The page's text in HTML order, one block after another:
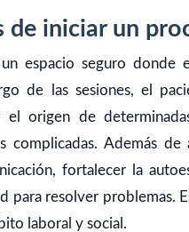
de iniciar un
espacio seguro donde
de las sesiones, el
el origen de
complicadas. Además
fortalecer la
para resolver problemas.
laboral y social.